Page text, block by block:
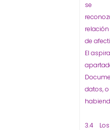
se
relación
de
El
datos, o
3.4 Los